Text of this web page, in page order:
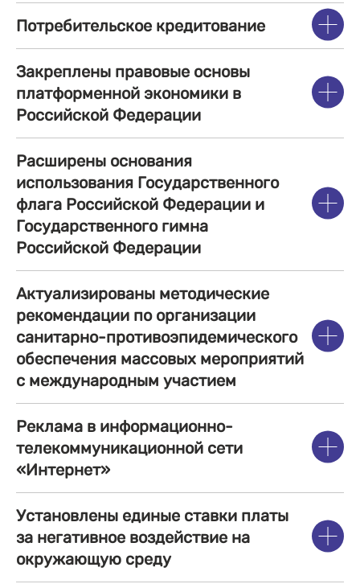
Потребительское кредитование
Закреплены правовые основы
платформенной экономики в
Российской Федерации
Расширены основания
использования Государственного
флага Российской Федерации и
Государственного гимна
Российской Федерации
Актуализированы методические
рекомендации по организации
санитарно-противоэпидемического
обеспечения массовых мероприятий
с международным участием
Реклама в информационно-
телекоммуникационной сети
«Интернет»
Установлены единые ставки платы
за негативное воздействие на
окружающую среду